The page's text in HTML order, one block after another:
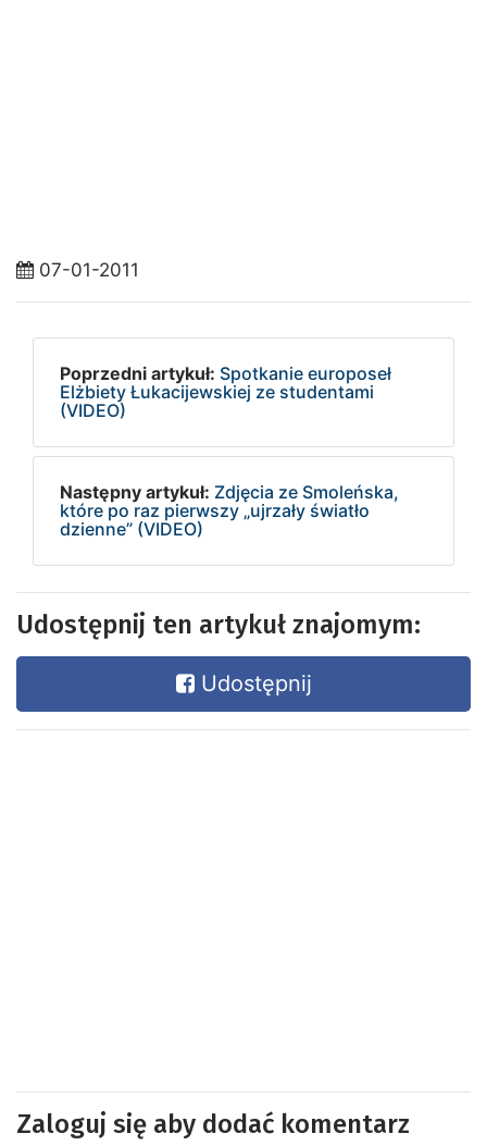
07-01-2011
Poprzedni artykuł: Spotkanie europoseł
Elżbiety Łukacijewskiej ze studentami
(VIDEO)
Następny artykuł: Zdjęcia ze Smoleńska,
które po raz pierwszy „ujrzały światło
dzienne” (VIDEO)
Udostępnij ten artykuł znajomym:
Udostępnij
Zaloguj się aby dodać komentarz